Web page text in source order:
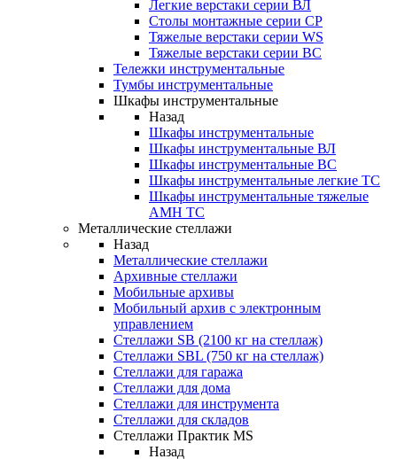
Легкие верстаки серии ВЛ
Столы монтажные серии СР
Тяжелые верстаки серии WS
Тяжелые верстаки серии ВС
Тележки инструментальные
Тумбы инструментальные
Шкафы инструментальные
Назад
Шкафы инструментальные
Шкафы инструментальные ВЛ
Шкафы инструментальные ВС
Шкафы инструментальные легкие ТС
Шкафы инструментальные тяжелые
AMH TC
Металлические стеллажи
Назад
Металлические стеллажи
Архивные стеллажи
Мобильные архивы
Мобильный архив с электронным
управлением
Стеллажи SB (2100 кг на стеллаж)
Стеллажи SBL (750 кг на стеллаж)
Стеллажи для гаража
Стеллажи для дома
Стеллажи для инструмента
Стеллажи для складов
Стеллажи Практик MS
Назад